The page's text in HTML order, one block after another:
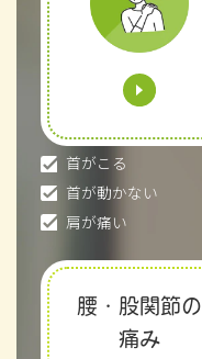
首がこる
首が動かない
肩が痛い
腰・股関節の
痛み